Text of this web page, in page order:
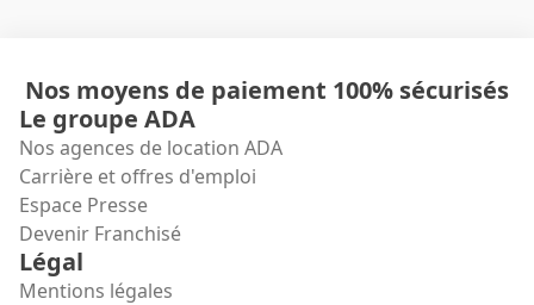
Nos moyens de paiement 100% sécurisés
Le groupe ADA
Nos agences de location ADA
Carrière et offres d'emploi
Espace Presse
Devenir Franchisé
Légal
Mentions légales